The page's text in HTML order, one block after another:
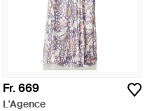
Fr. 669
L'Agence